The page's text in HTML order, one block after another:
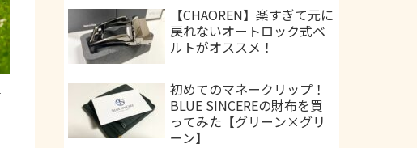
【CHAOREN】楽すぎて元に
戻れないオートロック式ベ
ルトがオススメ！
初めてのマネークリップ！
BLUE SINCEREの財布を買
ってみた【グリーン×グリ
ーン】